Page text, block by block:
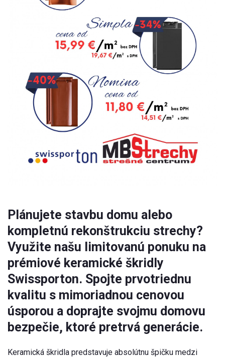
Plánujete stavbu domu alebo
kompletnú rekonštrukciu strechy?
Využite našu limitovanú ponuku na
prémiové keramické škridly
Swissporton. Spojte prvotriednu
kvalitu s mimoriadnou cenovou
úsporou a doprajte svojmu domovu
bezpečie, ktoré pretrvá generácie.
Keramická škridla predstavuje absolútnu špičku medzi